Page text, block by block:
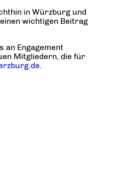
in Würzburg und
wichtigen Beitrag
an Engagement
Mitgliedern, die für
.